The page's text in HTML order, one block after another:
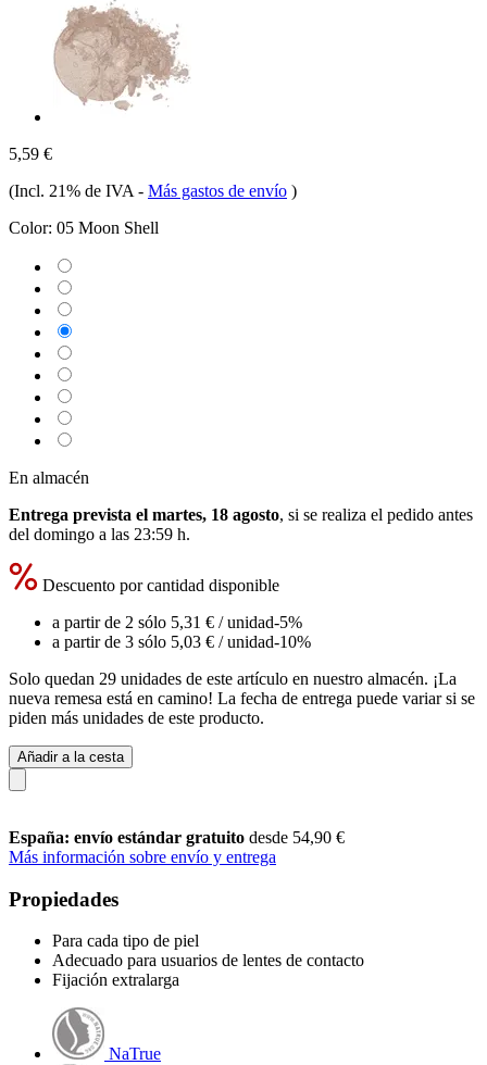
5,59 €
(Incl. 21% de IVA - Más gastos de envío )
Color: 05 Moon Shell
En almacén
Entrega prevista el martes, 18 agosto, si se realiza el pedido antes
del domingo a las 23:59 h.
Descuento por cantidad disponible
a partir de 2 sólo 5,31 € / unidad-5%
a partir de 3 sólo 5,03 € / unidad-10%
Solo quedan 29 unidades de este artículo en nuestro almacén. ¡La
nueva remesa está en camino! La fecha de entrega puede variar si se
piden más unidades de este producto.
Añadir a la cesta
España: envío estándar gratuito desde 54,90 €
Más información sobre envío y entrega
Propiedades
Para cada tipo de piel
Adecuado para usuarios de lentes de contacto
Fijación extralarga
NaTrue